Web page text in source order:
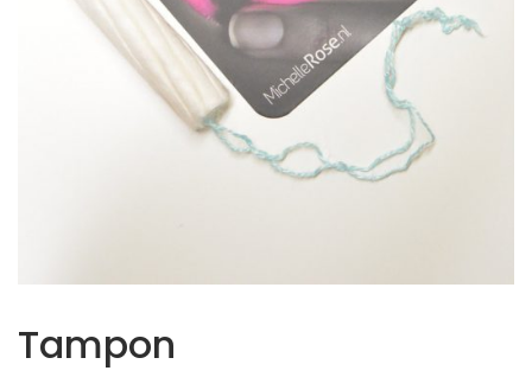
Tampon